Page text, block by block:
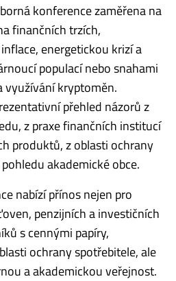
konference zaměřena na
finančních trzích,
energetickou krizí a
populací nebo snahami
využívání kryptoměn.
přehled názorů z
z praxe finančních institucí
produktů, z oblasti ochrany
akademické obce.
nabízí přínos nejen pro
penzijních a investičních
s cennými papíry,
ochrany spotřebitele, ale
a akademickou veřejnost.